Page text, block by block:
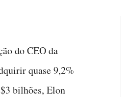
do CEO da
quase 9,2%
bilhões, Elon